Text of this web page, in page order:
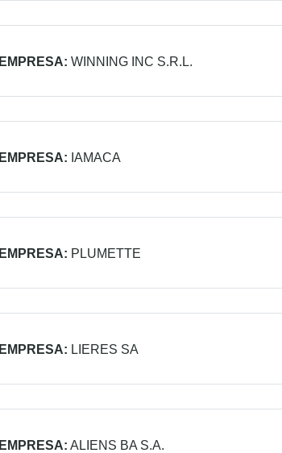
EMPRESA: WINNING INC S.R.L.
EMPRESA: IAMACA
EMPRESA: PLUMETTE
EMPRESA: LIERES SA
EMPRESA: ALIENS BA S.A.